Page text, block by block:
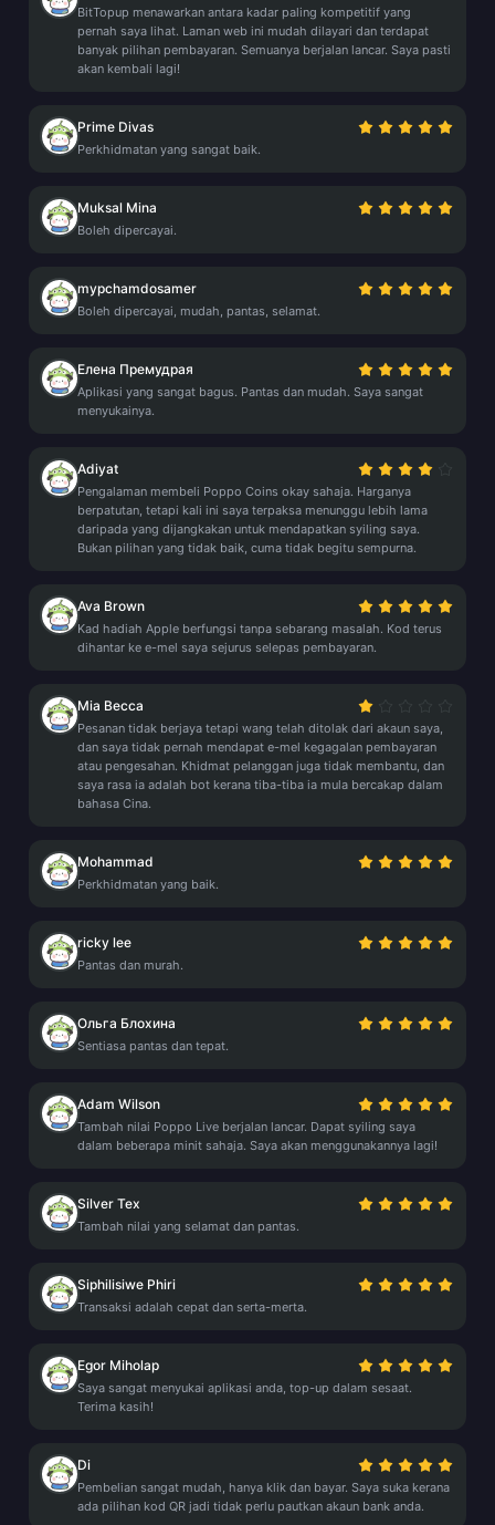
BitTopup menawarkan antara kadar paling kompetitif yang
pernah saya lihat. Laman web ini mudah dilayari dan terdapat
banyak pilihan pembayaran. Semuanya berjalan lancar. Saya pasti
akan kembali lagi!
Prime Divas
Perkhidmatan yang sangat baik.
Muksal Mina
Boleh dipercayai.
mypchamdosamer
Boleh dipercayai, mudah, pantas, selamat.
Елена Премудрая
Aplikasi yang sangat bagus. Pantas dan mudah. Saya sangat
menyukainya.
Adiyat
Pengalaman membeli Poppo Coins okay sahaja. Harganya
berpatutan, tetapi kali ini saya terpaksa menunggu lebih lama
daripada yang dijangkakan untuk mendapatkan syiling saya.
Bukan pilihan yang tidak baik, cuma tidak begitu sempurna.
Ava Brown
Kad hadiah Apple berfungsi tanpa sebarang masalah. Kod terus
dihantar ke e-mel saya sejurus selepas pembayaran.
Mia Becca
Pesanan tidak berjaya tetapi wang telah ditolak dari akaun saya,
dan saya tidak pernah mendapat e-mel kegagalan pembayaran
atau pengesahan. Khidmat pelanggan juga tidak membantu, dan
saya rasa ia adalah bot kerana tiba-tiba ia mula bercakap dalam
bahasa Cina.
Mohammad
Perkhidmatan yang baik.
ricky lee
Pantas dan murah.
Ольга Блохина
Sentiasa pantas dan tepat.
Adam Wilson
Tambah nilai Poppo Live berjalan lancar. Dapat syiling saya
dalam beberapa minit sahaja. Saya akan menggunakannya lagi!
Silver Tex
Tambah nilai yang selamat dan pantas.
Siphilisiwe Phiri
Transaksi adalah cepat dan serta-merta.
Egor Miholap
Saya sangat menyukai aplikasi anda, top-up dalam sesaat.
Terima kasih!
Di
Pembelian sangat mudah, hanya klik dan bayar. Saya suka kerana
ada pilihan kod QR jadi tidak perlu pautkan akaun bank anda.